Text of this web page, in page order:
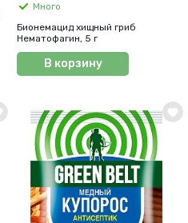
Много
Бионемацид хищный гриб
Нематофагин, 5 г
В корзину